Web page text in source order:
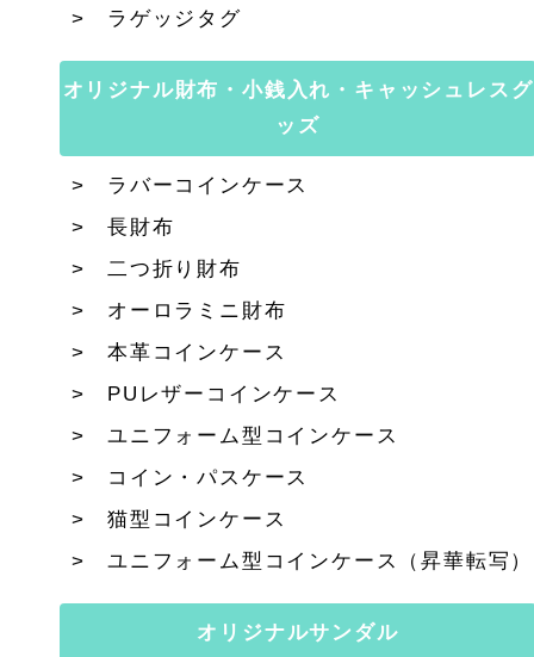
ラゲッジタグ
オリジナル財布・小銭入れ・キャッシュレスグ
ッズ
ラバーコインケース
長財布
二つ折り財布
オーロラミニ財布
本革コインケース
PUレザーコインケース
ユニフォーム型コインケース
コイン・パスケース
猫型コインケース
ユニフォーム型コインケース（昇華転写）
オリジナルサンダル